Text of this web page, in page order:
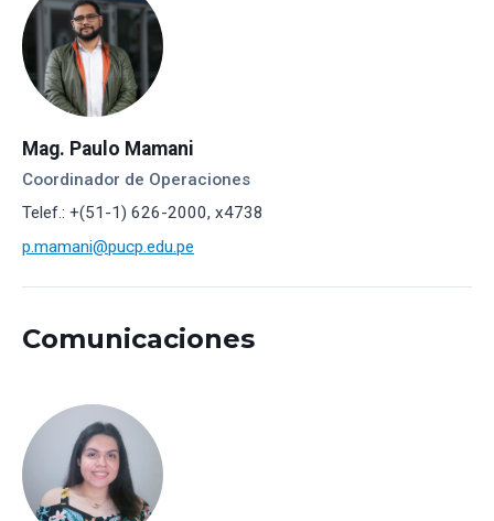
Mag. Paulo Mamani
Coordinador de Operaciones
Telef.: +(51-1) 626-2000, x4738
p.mamani@pucp.edu.pe
Comunicaciones